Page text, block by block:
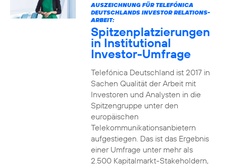
AUSZEICHNUNG FÜR TELEFÓNICA
DEUTSCHLANDS INVESTOR RELATIONS-
ARBEIT:
Spitzenplatzierungen
in Institutional
Investor-Umfrage
Telefónica Deutschland ist 2017 in
Sachen Qualität der Arbeit mit
Investoren und Analysten in die
Spitzengruppe unter den
europäischen
Telekommunikationsanbietern
aufgestiegen. Das ist das Ergebnis
einer Umfrage unter mehr als
2.500 Kapitalmarkt-Stakeholdern,